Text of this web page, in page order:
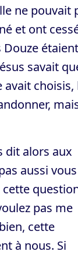
ne pouvait
et ont
Douze étaient
savait
choisis,
dit alors aux
aussi
cette
pas me
cette
à nous. Si